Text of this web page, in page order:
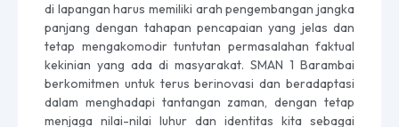
di lapangan harus memiliki arah pengembangan jangka
panjang dengan tahapan pencapaian yang jelas dan
tetap mengakomodir tuntutan permasalahan faktual
kekinian yang ada di masyarakat. SMAN 1 Barambai
berkomitmen untuk terus berinovasi dan beradaptasi
dalam menghadapi tantangan zaman, dengan tetap
menjaga nilai-nilai luhur dan identitas kita sebagai